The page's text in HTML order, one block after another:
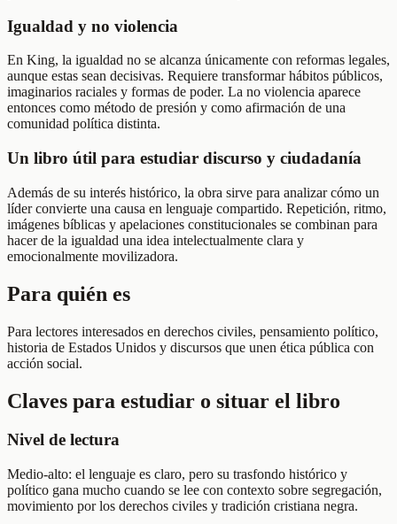
Igualdad y no violencia
En King, la igualdad no se alcanza únicamente con reformas legales,
aunque estas sean decisivas. Requiere transformar hábitos públicos,
imaginarios raciales y formas de poder. La no violencia aparece
entonces como método de presión y como afirmación de una
comunidad política distinta.
Un libro útil para estudiar discurso y ciudadanía
Además de su interés histórico, la obra sirve para analizar cómo un
líder convierte una causa en lenguaje compartido. Repetición, ritmo,
imágenes bíblicas y apelaciones constitucionales se combinan para
hacer de la igualdad una idea intelectualmente clara y
emocionalmente movilizadora.
Para quién es
Para lectores interesados en derechos civiles, pensamiento político,
historia de Estados Unidos y discursos que unen ética pública con
acción social.
Claves para estudiar o situar el libro
Nivel de lectura
Medio-alto: el lenguaje es claro, pero su trasfondo histórico y
político gana mucho cuando se lee con contexto sobre segregación,
movimiento por los derechos civiles y tradición cristiana negra.